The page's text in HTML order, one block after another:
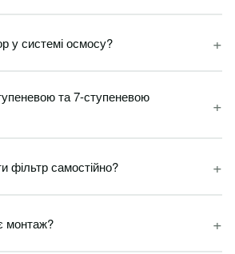
у системі осмосу? +
та 7-ступеневою
+
фільтр самостійно? +
монтаж? +